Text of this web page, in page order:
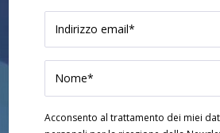
Acconsento al trattamento dei miei